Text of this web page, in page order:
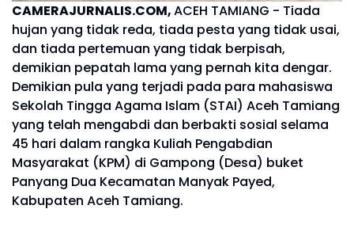
CAMERAJURNALIS.COM,ACEH TAMIANG - Tiada
hujan yang tidak reda, tiada pesta yang tidak usai,
dan tiada pertemuan yang tidak berpisah,
demikian pepatah lama yang pernah kita dengar.
Demikian pula yang terjadi pada para mahasiswa
Sekolah Tingga Agama Islam (STAI) Aceh Tamiang
yang telah mengabdi dan berbakti sosial selama
45 hari dalam rangka Kuliah Pengabdian
Masyarakat (KPM) di Gampong (Desa) buket
Panyang Dua Kecamatan Manyak Payed,
Kabupaten Aceh Tamiang.